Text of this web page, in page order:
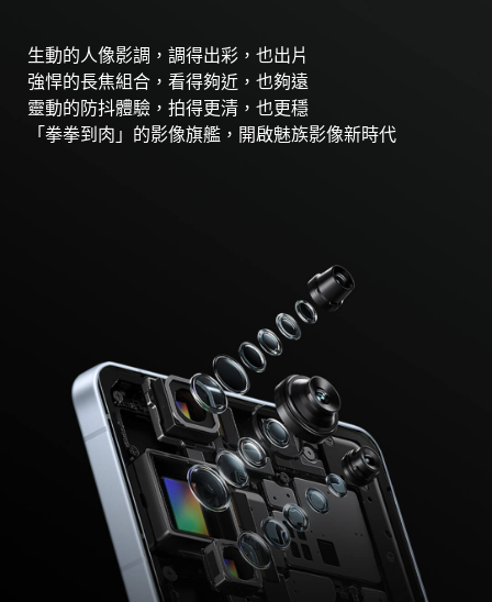
Meizu 21 Meizu 21 Pro
生動的人像影調，調得出彩，也出片
強悍的長焦組合，看得夠近，也夠遠
靈動的防抖體驗，拍得更清，也更穩
「拳拳到肉」的影像旗艦，開啟魅族影像新時代